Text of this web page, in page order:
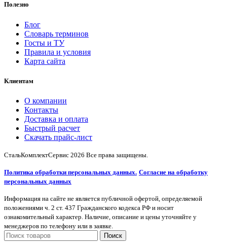
Полезно
Блог
Словарь терминов
Госты и ТУ
Правила и условия
Карта сайта
Клиентам
О компании
Контакты
Доставка и оплата
Быстрый расчет
Скачать прайс-лист
СтальКомплектСервис 2026 Все права защищены.
Политика обработки персональных данных. Согласие на обработку
персональных данных
Информация на сайте не является публичной офертой, определяемой
положениями ч. 2 ст. 437 Гражданского кодекса РФ и носит
ознакомительный характер. Наличие, описание и цены уточняйте у
менеджеров по телефону или в заявке.
Поиск